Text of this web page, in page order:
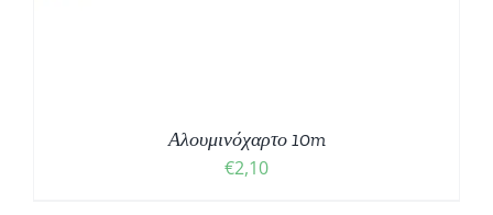
Αλουμινόχαρτο 10m
€2,10